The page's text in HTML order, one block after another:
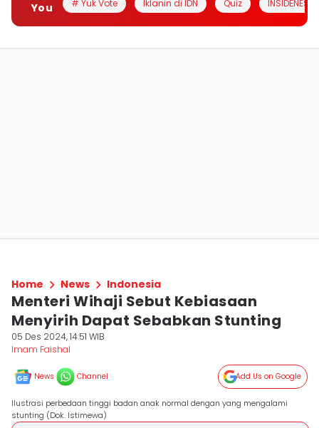
You
# Yuk Vote Iklanin di IDN Quiz INSIDENESIA
Home News Indonesia
Menteri Wihaji Sebut Kebiasaan
Menyirih Dapat Sebabkan Stunting
05 Des 2024, 14:51 WIB
Imam Faishal
News Channel Add Us on Google
Ilustrasi perbedaan tinggi badan anak normal dengan yang mengalami
stunting (Dok. Istimewa)